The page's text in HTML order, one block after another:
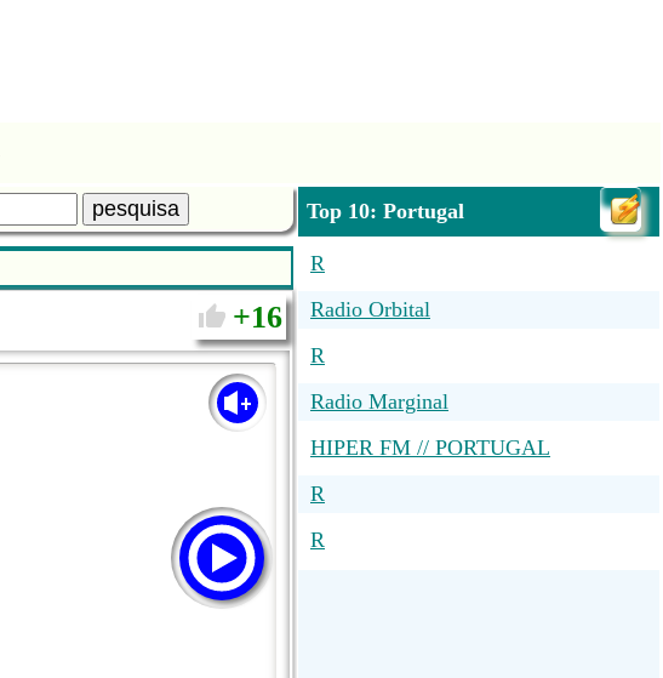
pesquisa
16
Top 10: Portugal
R
Radio Orbital
R
Radio Marginal
HIPER FM // PORTUGAL
R
R